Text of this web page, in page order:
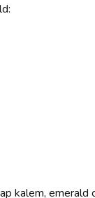
kalem, emerald